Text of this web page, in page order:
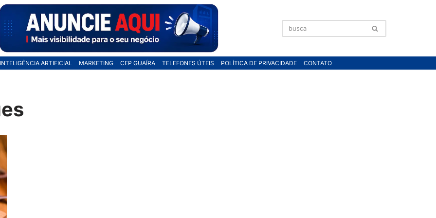
INTELIGÊNCIA ARTIFICIAL MARKETING CEP GUAÍRA TELEFONES ÚTEIS POLÍTICA DE PRIVACIDADE CONTATO